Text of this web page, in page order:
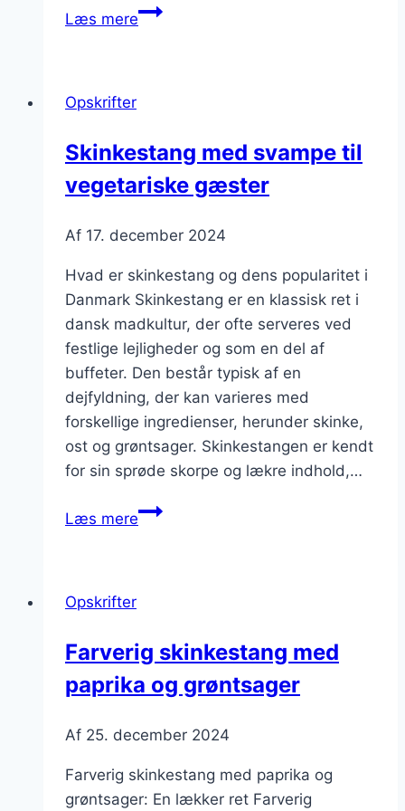
Læs mereSkinkestang
Opskrifter
Skinkestang med svampe til
vegetariske gæster
Af 17. december 2024
Hvad er skinkestang og dens popularitet i
Danmark Skinkestang er en klassisk ret i
dansk madkultur, der ofte serveres ved
festlige lejligheder og som en del af
buffeter. Den består typisk af en
dejfyldning, der kan varieres med
forskellige ingredienser, herunder skinke,
ost og grøntsager. Skinkestangen er kendt
for sin sprøde skorpe og lækre indhold,…
Læs mereSkinkestang
Opskrifter
Farverig skinkestang med
paprika og grøntsager
Af 25. december 2024
Farverig skinkestang med paprika og
grøntsager: En lækker ret Farverig